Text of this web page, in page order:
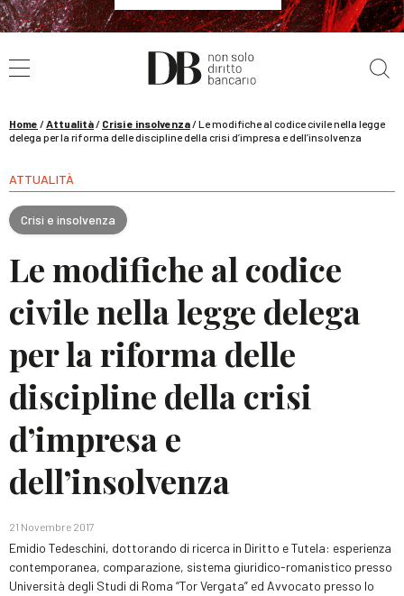
WEBINAR / 17 settembre
La governance dell’Intelligenza Artificiale
Home /Attualità/ Crisi e insolvenza/Le modifiche al codice civile nella legge
delega per la riforma delle discipline della crisi d’impresa e dell’insolvenza
ATTUALITÀ
Crisi e insolvenza
Le modifiche al codice
civile nella legge delega
per la riforma delle
discipline della crisi
d’impresa e
dell’insolvenza
21 Novembre 2017
Emidio Tedeschini, dottorando di ricerca in Diritto e Tutela: esperienza
contemporanea, comparazione, sistema giuridico-romanistico presso
Università degli Studi di Roma “Tor Vergata” ed Avvocato presso lo